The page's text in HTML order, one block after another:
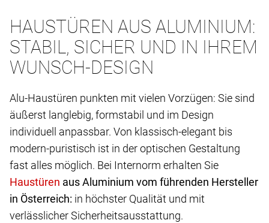
HAUSTÜREN AUS ALUMINIUM:
STABIL, SICHER UND IN IHREM
WUNSCH-DESIGN
Alu-Haustüren punkten mit vielen Vorzügen: Sie sind
äußerst langlebig, formstabil und im Design
individuell anpassbar. Von klassisch-elegant bis
modern-puristisch ist in der optischen Gestaltung
fast alles möglich. Bei Internorm erhalten Sie
aus Aluminium vom führenden Hersteller
in Österreich: in höchster Qualität und mit
verlässlicher Sicherheitsausstattung.